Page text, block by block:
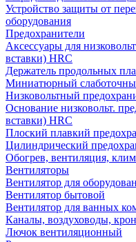
Устройство защиты от
оборудования
Предохранители
Аксессуары для
вставки) HRC
Держатель продольных
Миниатюрный
Низковольтный
Основание низковольт.
вставки) HRC
Плоский плавкий
Цилиндрический
Обогрев, вентиляция,
Вентиляторы
Вентилятор для
Вентилятор бытовой
Вентилятор для ванных
Каналы, воздуховоды,
Лючок вентиляционный